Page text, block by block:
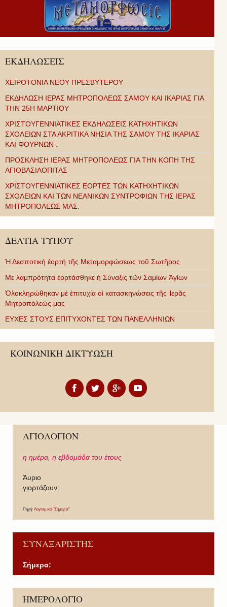
ΕΚΔΗΛΩΣΕΙΣ
ΧΕΙΡΟΤΟΝΙΑ ΝΕΟΥ ΠΡΕΣΒΥΤΕΡΟΥ
ΕΚΔΗΛΩΣΗ ΙΕΡΑΣ ΜΗΤΡΟΠΟΛΕΩΣ ΣΑΜΟΥ ΚΑΙ ΙΚΑΡΙΑΣ ΓΙΑ
ΤΗΝ 25Η ΜΑΡΤΙΟΥ
ΧΡΙΣΤΟΥΓΕΝΝΙΑΤΙΚΕΣ ΕΚΔΗΛΩΣΕΙΣ ΚΑΤΗΧΗΤΙΚΩΝ
ΣΧΟΛΕΙΩΝ ΣΤΑ ΑΚΡΙΤΙΚΑ ΝΗΣΙΑ ΤΗΣ ΣΑΜΟΥ ΤΗΣ ΙΚΑΡΙΑΣ
ΚΑΙ ΦΟΥΡΝΩΝ .
ΠΡΟΣΚΛΗΣΗ ΙΕΡΑΣ ΜΗΤΡΟΠΟΛΕΩΣ ΓΙΑ ΤΗΝ ΚΟΠΗ ΤΗΣ
ΑΓΙΟΒΑΣΙΛΟΠΙΤΑΣ
ΧΡΙΣΤΟΥΓΕΝΝΙΑΤΙΚΕΣ ΕΟΡΤΕΣ ΤΩΝ ΚΑΤΗΧΗΤΙΚΩΝ
ΣΧΟΛΕΙΩΝ ΚΑΙ ΤΩΝ ΝΕΑΝΙΚΩΝ ΣΥΝΤΡΟΦΙΩΝ ΤΗΣ ΙΕΡΑΣ
ΜΗΤΡΟΠΟΛΕΩΣ ΜΑΣ.
ΔΕΛΤΙΑ ΤΥΠΟΥ
Ἡ Δεσποτική ἑορτή τῆς Μεταμορφώσεως τοῦ Σωτῆρος
Με λαμπρότητα ἑορτάσθηκε ἡ Σύναξις τῶν Σαμίων Ἁγίων
Ὁλοκληρώθηκαν μὲ ἐπιτυχία οἱ κατασκηνώσεις τῆς Ἱερᾶς
Μητροπόλεώς μας
ΕΥΧΕΣ ΣΤΟΥΣ ΕΠΙΤΥΧΟΝΤΕΣ ΤΩΝ ΠΑΝΕΛΛΗΝΙΩΝ
ΚΟΙΝΩΝΙΚΗ ΔΙΚΤΥΩΣΗ
ΑΓΙΟΛΟΓΙΟΝ
η ημέρα, η εβδομάδα του έτους
Άυριο
γιορτάζουν:
Πηγή: Λογισμικό "Σήμερα"
ΣΥΝΑΞΑΡΙΣΤΗΣ
Σήμερα:
ΗΜΕΡΟΛΟΓΙΟ
P
r
P
r
N
e
N
e